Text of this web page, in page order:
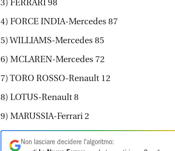
3) FERRARI 98
4) FORCE INDIA-Mercedes 87
5) WILLIAMS-Mercedes 85
6) MCLAREN-Mercedes 72
7) TORO ROSSO-Renault 12
8) LOTUS-Renault 8
9) MARUSSIA-Ferrari 2
Non lasciare decidere l'algoritmo: